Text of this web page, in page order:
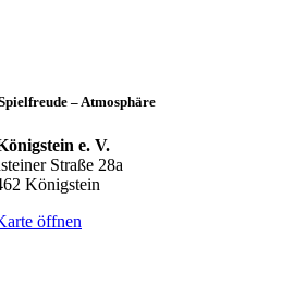
– Atmosphäre
e. V.
Straße 28a
Königstein
öffnen